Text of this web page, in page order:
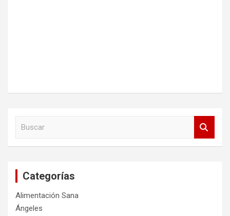
Categorías
Alimentación Sana
Ángeles